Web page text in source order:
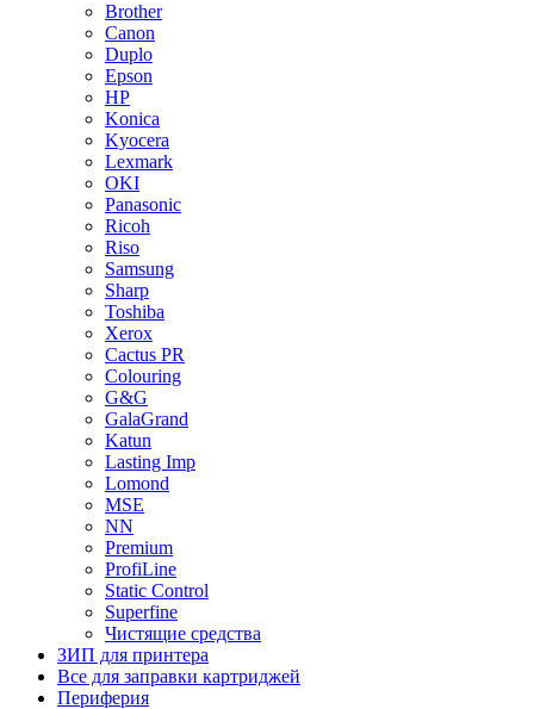
Brother
Canon
Duplo
Epson
HP
Konica
Kyocera
Lexmark
OKI
Panasonic
Ricoh
Riso
Samsung
Sharp
Toshiba
Xerox
Cactus PR
Colouring
G&G
GalaGrand
Katun
Lasting Imp
Lomond
MSE
NN
Premium
ProfiLine
Static Control
Superfine
Чистящие средства
ЗИП для принтера
Все для заправки картриджей
Периферия